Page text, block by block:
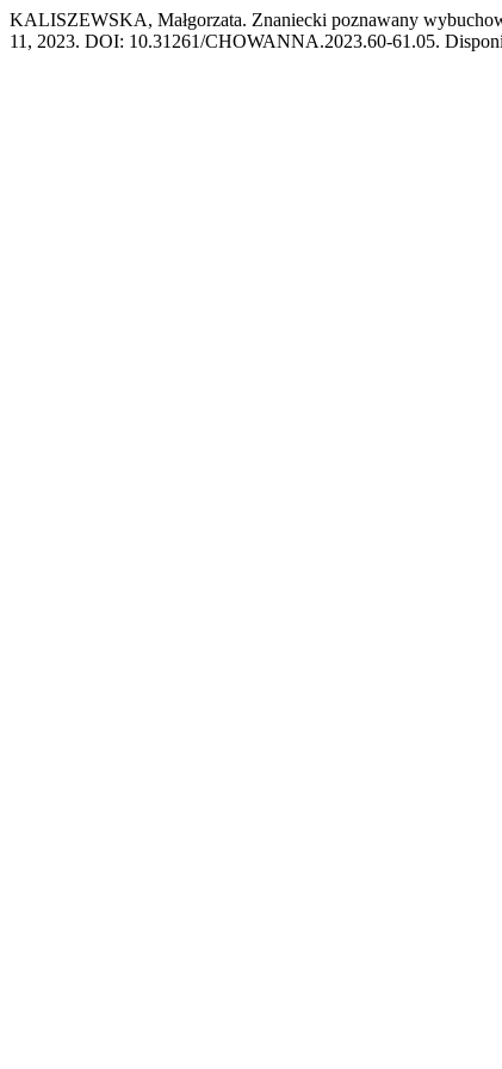
KALISZEWSKA, Małgorzata. Znaniecki poznawany
11, 2023. DOI: 10.31261/CHOWANNA.2023.60-61.05.